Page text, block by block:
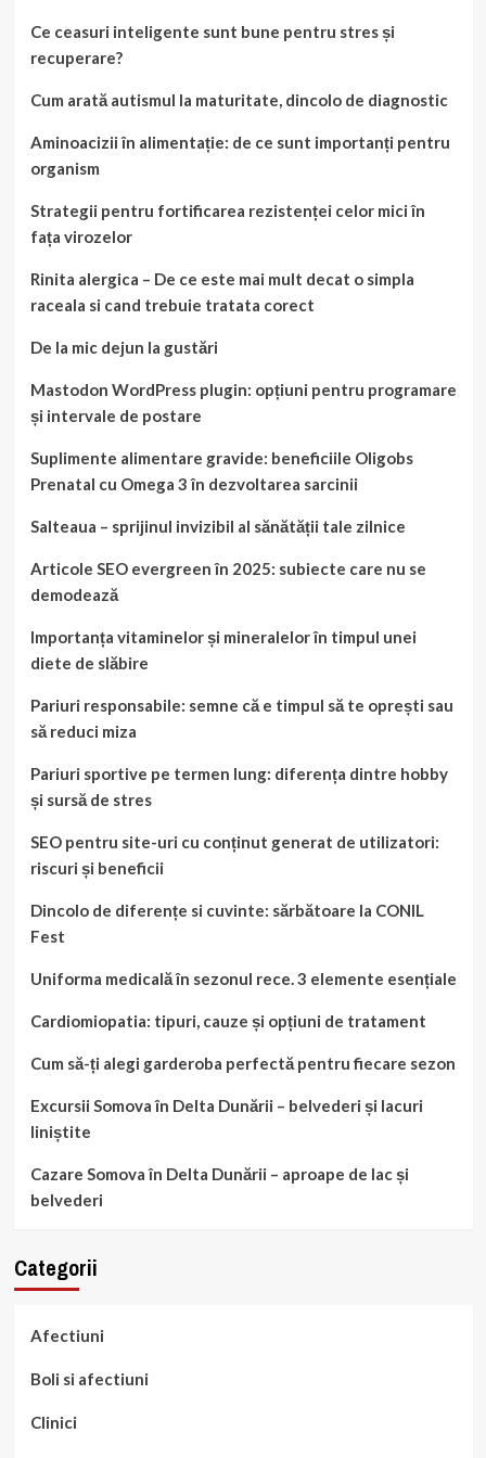
Ce ceasuri inteligente sunt bune pentru stres și
recuperare?
Cum arată autismul la maturitate, dincolo de diagnostic
Aminoacizii în alimentație: de ce sunt importanți pentru
organism
Strategii pentru fortificarea rezistenței celor mici în
fața virozelor
Rinita alergica – De ce este mai mult decat o simpla
raceala si cand trebuie tratata corect
De la mic dejun la gustări
Mastodon WordPress plugin: opțiuni pentru programare
și intervale de postare
Suplimente alimentare gravide: beneficiile Oligobs
Prenatal cu Omega 3 în dezvoltarea sarcinii
Salteaua – sprijinul invizibil al sănătății tale zilnice
Articole SEO evergreen în 2025: subiecte care nu se
demodează
Importanța vitaminelor și mineralelor în timpul unei
diete de slăbire
Pariuri responsabile: semne că e timpul să te oprești sau
să reduci miza
Pariuri sportive pe termen lung: diferența dintre hobby
și sursă de stres
SEO pentru site-uri cu conținut generat de utilizatori:
riscuri și beneficii
Dincolo de diferențe si cuvinte: sărbătoare la CONIL
Fest
Uniforma medicală în sezonul rece. 3 elemente esențiale
Cardiomiopatia: tipuri, cauze și opțiuni de tratament
Cum să-ți alegi garderoba perfectă pentru fiecare sezon
Excursii Somova în Delta Dunării – belvederi și lacuri
liniștite
Cazare Somova în Delta Dunării – aproape de lac și
belvederi
Categorii
Afectiuni
Boli si afectiuni
Clinici